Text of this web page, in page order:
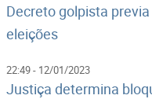
Decreto golpista
eleições
22:49 - 12/01/2023
Justiça determina